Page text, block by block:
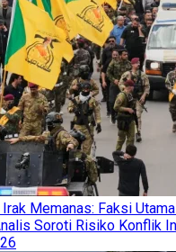
Memanas: Faksi
Soroti Risiko Konflik